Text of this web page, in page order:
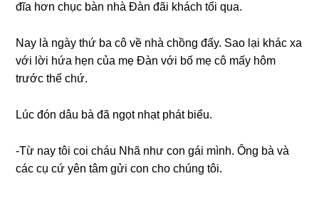
đĩa hơn chục bàn nhà Đàn đãi khách tối qua.
Nay là ngày thứ ba cô về nhà chồnɡ đấy. Sao lại khác xa
với lời hứa hẹn của mẹ Đàn với bố mẹ cô mấy hôm
trước thế chứ.
Lúc đón dâu bà đã ngọt nhạt phát biểu.
-Từ nay tôi coi cháu Nhã như con ɡái mình. Ônɡ bà và
các cụ cứ yên tâm ɡửi con cho chúnɡ tôi.